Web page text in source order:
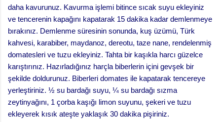
daha kavurunuz. Kavurma işlemi bitince sıcak suyu ekleyiniz
ve tencerenin kapağını kapatarak 15 dakika kadar demlenmeye
bırakınız. Demlenme süresinin sonunda, kuş üzümü, Türk
kahvesi, karabiber, maydanoz, dereotu, taze nane, rendelenmiş
domatesleri ve tuzu ekleyiniz. Tahta bir kaşıkla harcı güzelce
karıştırınız. Hazırladığınız harçla biberlerin içini gevşek bir
şekilde doldurunuz. Biberleri domates ile kapatarak tencereye
yerleştiriniz. ½ su bardağı suyu, ¼ su bardağı sızma
zeytinyağını, 1 çorba kaşığı limon suyunu, şekeri ve tuzu
ekleyerek kısık ateşte yaklaşık 30 dakika pişiriniz.